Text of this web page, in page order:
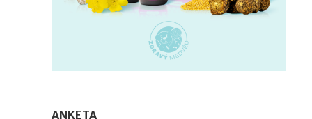
ANKETA